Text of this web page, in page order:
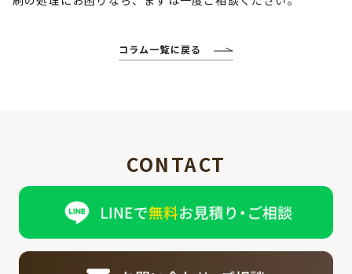
コラム一覧に戻る
CONTACT